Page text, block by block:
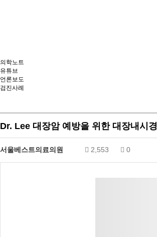
의학노트
유튜브
언론보도
검진사례
Dr. Lee 대장암 예방을 위한 대장내시경
서울베스트의료의원 2,553 0